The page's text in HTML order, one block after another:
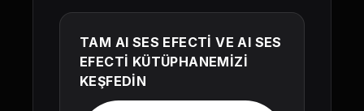
TAM AI SES EFECTİ VE AI SES
EFECTİ KÜTÜPHANEMİZİ
KEŞFEDİN